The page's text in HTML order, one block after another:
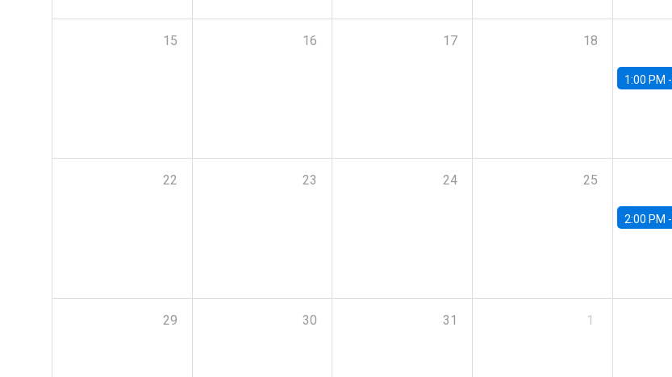
15 16 17 18
1:00 PM -
22 23 24 25
2:00 PM -
29 30 31 1